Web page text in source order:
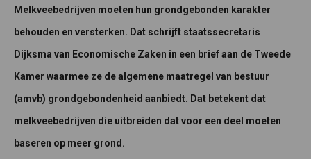
Melkveebedrijven moeten hun grondgebonden karakter
behouden en versterken. Dat schrijft staatssecretaris
Dijksma van Economische Zaken in een brief aan de Tweede
Kamer waarmee ze de algemene maatregel van bestuur
(amvb) grondgebondenheid aanbiedt. Dat betekent dat
melkveebedrijven die uitbreiden dat voor een deel moeten
baseren op meer grond.